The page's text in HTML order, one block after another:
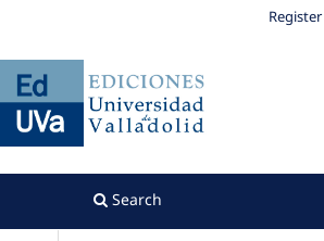
Search
Register